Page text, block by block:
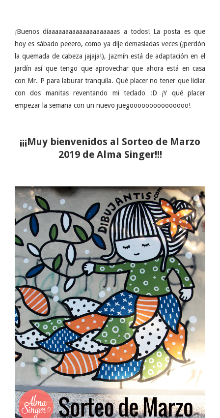
¡Buenos díaaaaaaaaaaaaaaaaaaaas a todos! La posta es que
hoy es sábado peeero, como ya dije demasiadas veces (¡perdón
la quemada de cabeza jajaja!), Jazmín está de adaptación en el
jardín así que tengo que aprovechar que ahora está en casa
con Mr. P para laburar tranquila. Qué placer no tener que lidiar
con dos manitas reventando mi teclado :D ¡Y qué placer
empezar la semana con un nuevo juegooooooooooooooo!
¡¡¡Muy bienvenidos al Sorteo de Marzo
2019 de Alma Singer!!!